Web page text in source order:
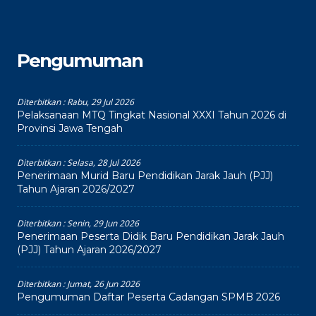
Pengumuman
Diterbitkan :Rabu, 29 Jul 2026
Pelaksanaan MTQ Tingkat Nasional XXXI Tahun 2026 di
Provinsi Jawa Tengah
Diterbitkan :Selasa, 28 Jul 2026
Penerimaan Murid Baru Pendidikan Jarak Jauh (PJJ)
Tahun Ajaran 2026/2027
Diterbitkan :Senin, 29 Jun 2026
Penerimaan Peserta Didik Baru Pendidikan Jarak Jauh
(PJJ) Tahun Ajaran 2026/2027
Diterbitkan :Jumat, 26 Jun 2026
Pengumuman Daftar Peserta Cadangan SPMB 2026